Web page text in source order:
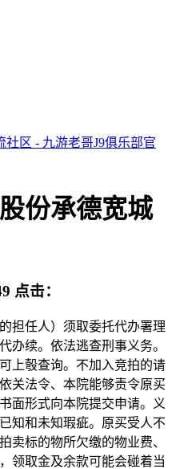
社区 - 九游老哥J9俱乐部官
份承德宽城
点击：
任人）须取委托代办署理
办续。依法逃查刑事义务。
上彀查询。不加入竞拍的请
关法令、本院能够责令原买
面形式向本院提交申请。义
知和未知瑕疵。原买受人不
卖标的物所欠缴的物业费、
领取金及余款可能会碰着当